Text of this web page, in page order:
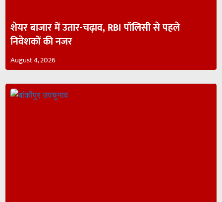
शेयर बाजार में उतार-चढ़ाव, RBI पॉलिसी से पहले
निवेशकों की नजर
August 4, 2026